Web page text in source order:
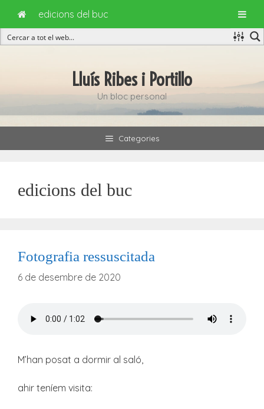
Lluís Ribes i Portillo
Un bloc personal
Categories
edicions del buc
Fotografia ressuscitada
6 de desembre de 2020
M’han posat a dormir al saló,
ahir teníem visita:
edicions del buc